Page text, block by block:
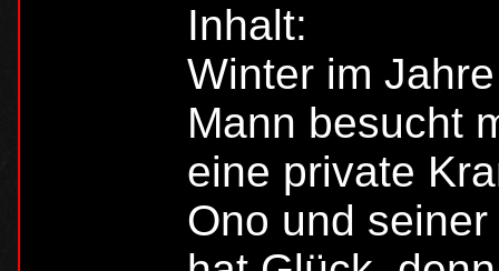
Inhalt:
Winter im
Mann besucht
eine private
Ono und